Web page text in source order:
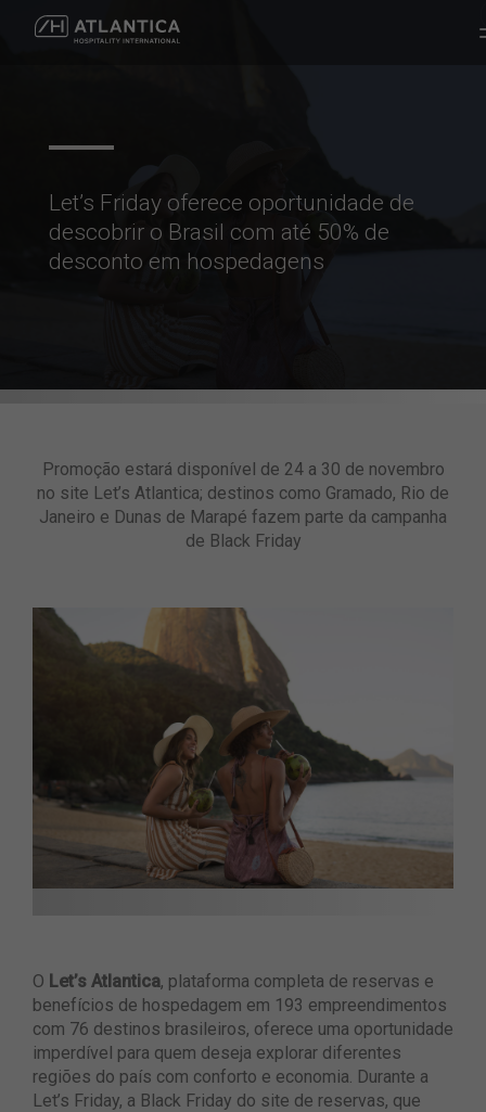
Let’s Friday oferece oportunidade de
descobrir o Brasil com até 50% de
desconto em hospedagens
Promoção estará disponível de 24 a 30 de novembro
no site Let’s Atlantica; destinos como Gramado, Rio de
Janeiro e Dunas de Marapé fazem parte da campanha
de Black Friday
O Let’s Atlantica, plataforma completa de reservas e
benefícios de hospedagem em 193 empreendimentos
com 76 destinos brasileiros, oferece uma oportunidade
imperdível para quem deseja explorar diferentes
regiões do país com conforto e economia. Durante a
Let’s Friday, a Black Friday do site de reservas, que